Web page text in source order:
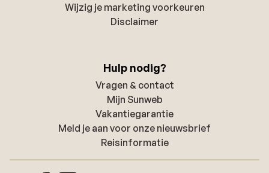
Wijzig je marketing voorkeuren
Disclaimer
Hulp nodig?
Vragen & contact
Mijn Sunweb
Vakantiegarantie
Meld je aan voor onze nieuwsbrief
Reisinformatie